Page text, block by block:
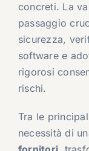
concreti. La
passaggio
sicurezza,
software e
rigorosi
rischi.
Tra le
necessità di